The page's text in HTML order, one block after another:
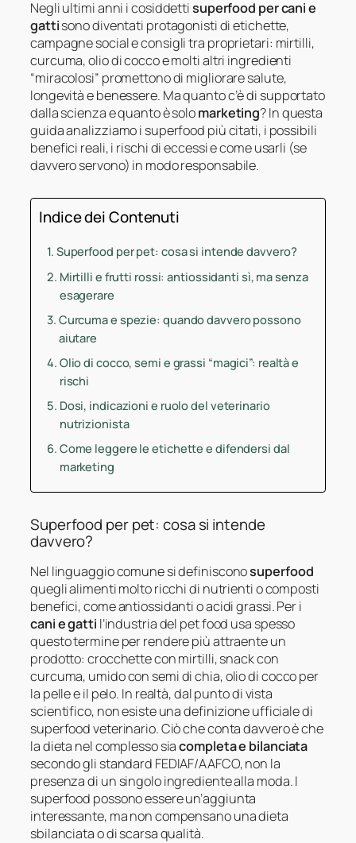
Negli ultimi anni i cosiddettisuperfood per cani e
gattisono diventati protagonisti di etichette,
campagne social e consigli tra proprietari: mirtilli,
curcuma, olio di cocco e molti altri ingredienti
“miracolosi” promettono di migliorare salute,
longevità e benessere. Ma quanto c’è di supportato
dalla scienza e quanto è solomarketing? In questa
guida analizziamo i superfood più citati, i possibili
benefici reali, i rischi di eccessi e come usarli (se
davvero servono) in modo responsabile.
Indice dei Contenuti
Superfood per pet: cosa si intende davvero?
Mirtilli e frutti rossi: antiossidanti sì, ma senza
esagerare
Curcuma e spezie: quando davvero possono
aiutare
Olio di cocco, semi e grassi “magici”: realtà e
rischi
Dosi, indicazioni e ruolo del veterinario
nutrizionista
Come leggere le etichette e difendersi dal
marketing
Superfood per pet: cosa si intende
davvero?
Nel linguaggio comune si definisconosuperfood
quegli alimenti molto ricchi di nutrienti o composti
benefici, come antiossidanti o acidi grassi. Per i
cani e gatti l’industria del pet food usa spesso
questo termine per rendere più attraente un
prodotto: crocchette con mirtilli, snack con
curcuma, umido con semi di chia, olio di cocco per
la pelle e il pelo. In realtà, dal punto di vista
scientifico, non esiste una definizione ufficiale di
superfood veterinario. Ciò che conta davvero è che
la dieta nel complesso siacompleta e bilanciata
secondo gli standard FEDIAF/AAFCO, non la
presenza di un singolo ingrediente alla moda. I
superfood possono essere un’aggiunta
interessante, ma non compensano una dieta
sbilanciata o di scarsa qualità.